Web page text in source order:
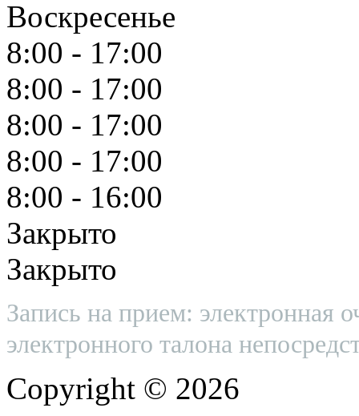
Воскресенье
8:00 - 17:00
8:00 - 17:00
8:00 - 17:00
8:00 - 17:00
8:00 - 16:00
Закрыто
Закрыто
Запись на прием: электронная
электронного талона
Copyright © 2026